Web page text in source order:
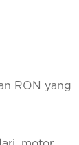
RON yang